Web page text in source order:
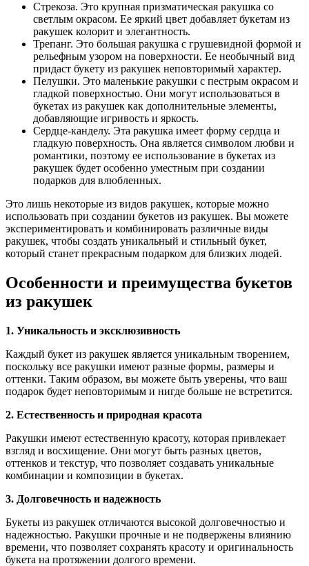
Стрекоза. Это крупная призматическая ракушка со
светлым окрасом. Ее яркий цвет добавляет букетам из
ракушек колорит и элегантность.
Трепанг. Это большая ракушка с грушевидной формой и
рельефным узором на поверхности. Ее необычный вид
придаст букету из ракушек неповторимый характер.
Пелушки. Это маленькие ракушки с пестрым окрасом и
гладкой поверхностью. Они могут использоваться в
букетах из ракушек как дополнительные элементы,
добавляющие игривость и яркость.
Сердце-канделу. Эта ракушка имеет форму сердца и
гладкую поверхность. Она является символом любви и
романтики, поэтому ее использование в букетах из
ракушек будет особенно уместным при создании
подарков для влюбленных.
Это лишь некоторые из видов ракушек, которые можно
использовать при создании букетов из ракушек. Вы можете
экспериментировать и комбинировать различные виды
ракушек, чтобы создать уникальный и стильный букет,
который станет прекрасным подарком для близких людей.
Особенности и преимущества букетов
из ракушек
1. Уникальность и эксклюзивность
Каждый букет из ракушек является уникальным творением,
поскольку все ракушки имеют разные формы, размеры и
оттенки. Таким образом, вы можете быть уверены, что ваш
подарок будет неповторимым и нигде больше не встретится.
2. Естественность и природная красота
Ракушки имеют естественную красоту, которая привлекает
взгляд и восхищение. Они могут быть разных цветов,
оттенков и текстур, что позволяет создавать уникальные
комбинации и композиции в букетах.
3. Долговечность и надежность
Букеты из ракушек отличаются высокой долговечностью и
надежностью. Ракушки прочные и не подвержены влиянию
времени, что позволяет сохранять красоту и оригинальность
букета на протяжении долгого времени.